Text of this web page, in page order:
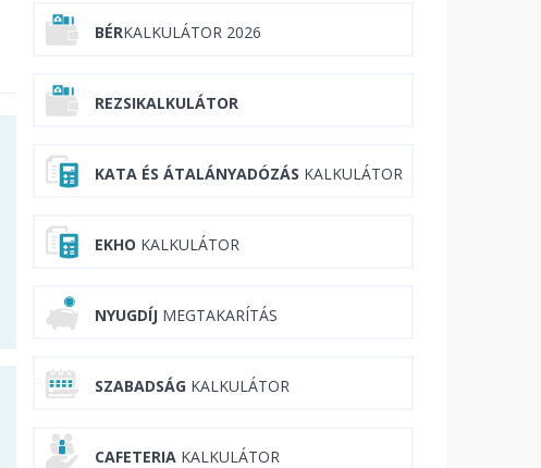
BÉRKALKULÁTOR 2026
REZSIKALKULÁTOR
KATA ÉS ÁTALÁNYADÓZÁS KALKULÁTOR
EKHO KALKULÁTOR
NYUGDÍJ MEGTAKARÍTÁS
SZABADSÁG KALKULÁTOR
CAFETERIA KALKULÁTOR